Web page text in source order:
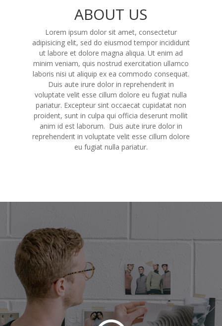
ABOUT US
Lorem ipsum dolor sit amet, consectetur
adipisicing elit, sed do eiusmod tempor incididunt
ut labore et dolore magna aliqua. Ut enim ad
minim veniam, quis nostrud exercitation ullamco
laboris nisi ut aliquip ex ea commodo consequat.
Duis aute irure dolor in reprehenderit in
voluptate velit esse cillum dolore eu fugiat nulla
pariatur. Excepteur sint occaecat cupidatat non
proident, sunt in culpa qui officia deserunt mollit
anim id est laborum. Duis aute irure dolor in
reprehenderit in voluptate velit esse cillum dolore
eu fugiat nulla pariatur.